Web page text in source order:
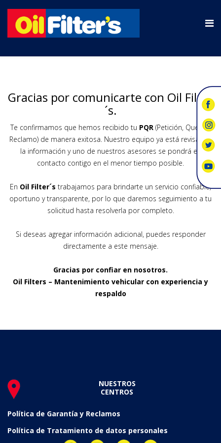
Gracias por comunicarte con Oil Filter
´s.
Te confirmamos que hemos recibido tu PQR (Petición, Queja o
Reclamo) de manera exitosa. Nuestro equipo ya está revisando
la información y uno de nuestros asesores se pondrá en
contacto contigo en el menor tiempo posible.
En Oil Filter´s trabajamos para brindarte un servicio confiable,
oportuno y transparente, por lo que daremos seguimiento a tu
solicitud hasta resolverla por completo.
Si deseas agregar información adicional, puedes responder
directamente a este mensaje.
Gracias por confiar en nosotros.
Oil Filters – Mantenimiento vehicular con experiencia y
respaldo
NUESTROS
CENTROS
Política de Garantía y Reclamos
Política de Tratamiento de datos personales